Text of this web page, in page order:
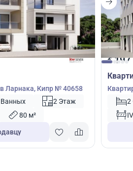
Ларнака, Кипр № 40658
2 Этаж
80 м²
€197
2